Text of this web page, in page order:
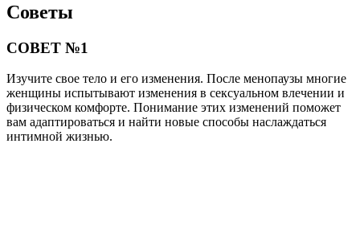
Советы
СОВЕТ №1
Изучите свое тело и его изменения. После менопаузы многие
женщины испытывают изменения в сексуальном влечении и
физическом комфорте. Понимание этих изменений поможет
вам адаптироваться и найти новые способы наслаждаться
интимной жизнью.